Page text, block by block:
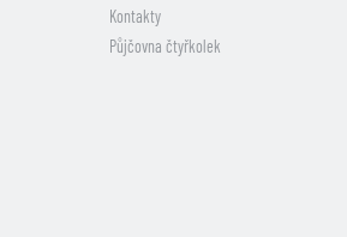
Kontakty
Půjčovna čtyřkolek